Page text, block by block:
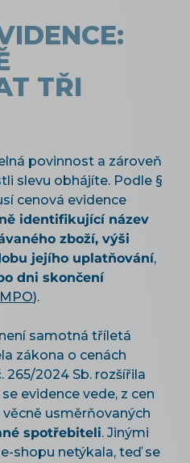
TŘI
povinnost a zároveň
slevu obhájíte. Podle §
cenová evidence
identifikující název
zboží, výši
jejího uplatňování,
dni skončení
MPO).
není samotná tříletá
zákona o cenách
2024 Sb. rozšířila
evidence vede, z cen
usměrňovaných
spotřebiteli. Jinými
shopu netýkala, teď se